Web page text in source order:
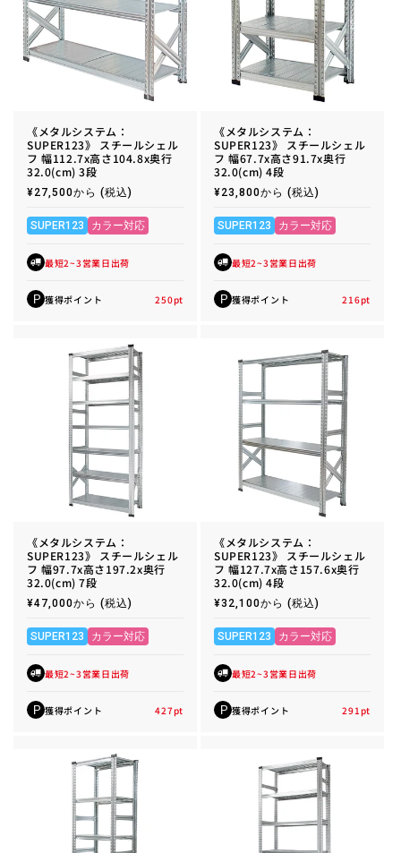
《メタルシステム：
SUPER123》 スチールシェル
フ 幅112.7x高さ104.8x奥行
32.0(cm) 3段
通
価
格
¥27,500から (税込)
SUPER123 カラー対応
最短2~3営業日出荷
P 獲得ポイント 250pt
《メタルシステム：
SUPER123》 スチールシェル
フ 幅67.7x高さ91.7x奥行
32.0(cm) 4段
通
価
格
¥23,800から (税込)
SUPER123 カラー対応
最短2~3営業日出荷
P 獲得ポイント 216pt
《メタルシステム：
SUPER123》 スチールシェル
フ 幅97.7x高さ197.2x奥行
32.0(cm) 7段
通
価
格
¥47,000から (税込)
SUPER123 カラー対応
最短2~3営業日出荷
P 獲得ポイント 427pt
《メタルシステム：
SUPER123》 スチールシェル
フ 幅127.7x高さ157.6x奥行
32.0(cm) 4段
通
価
格
¥32,100から (税込)
SUPER123 カラー対応
最短2~3営業日出荷
P 獲得ポイント 291 pt